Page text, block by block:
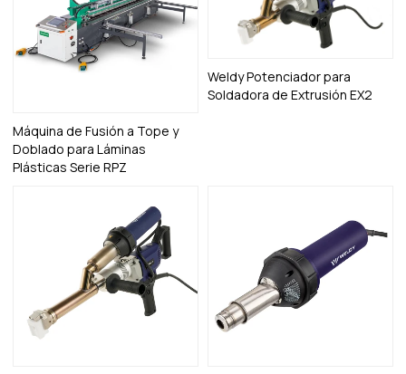
Máquina de Fusión a Tope y
Doblado para Láminas
Plásticas Serie RPZ
Weldy Potenciador para
Soldadora de Extrusión EX2